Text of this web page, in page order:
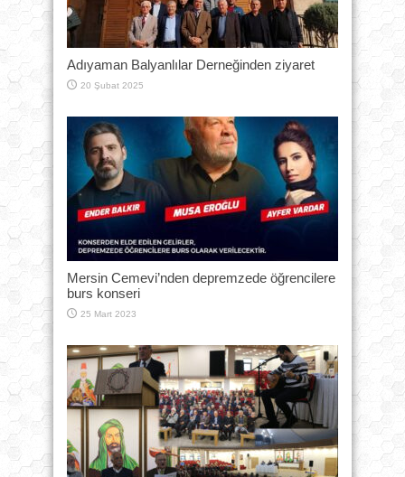
Adıyaman Balyanlılar Derneğinden ziyaret
20 Şubat 2025
Mersin Cemevi’nden depremzede öğrencilere
burs konseri
25 Mart 2023